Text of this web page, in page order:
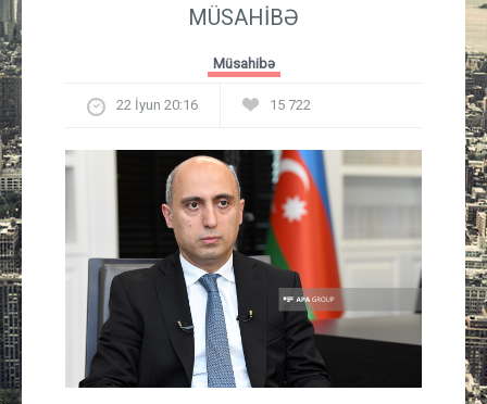
Güney Azərbaycan
İdman
Layihə
Gündəm
Cəmiyyət
MÜSAHİBƏ
Müsahibə
22 İyun 20:16 15 722